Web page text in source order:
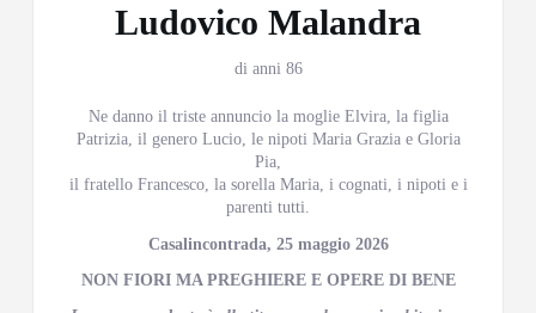
Ludovico Malandra
di anni 86
Ne danno il triste annuncio la moglie Elvira, la figlia
Patrizia, il genero Lucio, le nipoti Maria Grazia e Gloria
Pia,
il fratello Francesco, la sorella Maria, i cognati, i nipoti e i
parenti tutti.
Casalincontrada, 25 maggio 2026
NON FIORI MA PREGHIERE E OPERE DI BENE